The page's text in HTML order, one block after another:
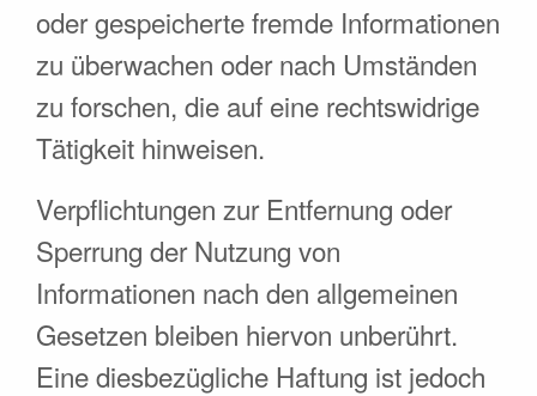
oder gespeicherte fremde Informationen
zu überwachen oder nach Umständen
zu forschen, die auf eine rechtswidrige
Tätigkeit hinweisen.
Verpflichtungen zur Entfernung oder
Sperrung der Nutzung von
Informationen nach den allgemeinen
Gesetzen bleiben hiervon unberührt.
Eine diesbezügliche Haftung ist jedoch